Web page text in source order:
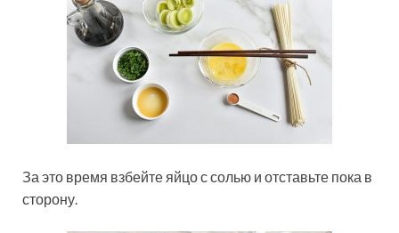
За это время взбейте яйцо с солью и отставьте пока в
сторону.